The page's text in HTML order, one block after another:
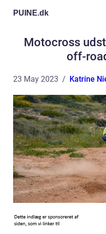
PUINE.dk
Motocross
off-
23 May 2023 Katrine